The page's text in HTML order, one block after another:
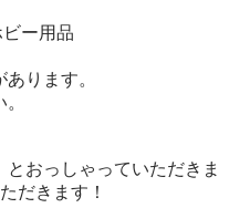
ー用品
ります。
おっしゃっていただきま
だきます！